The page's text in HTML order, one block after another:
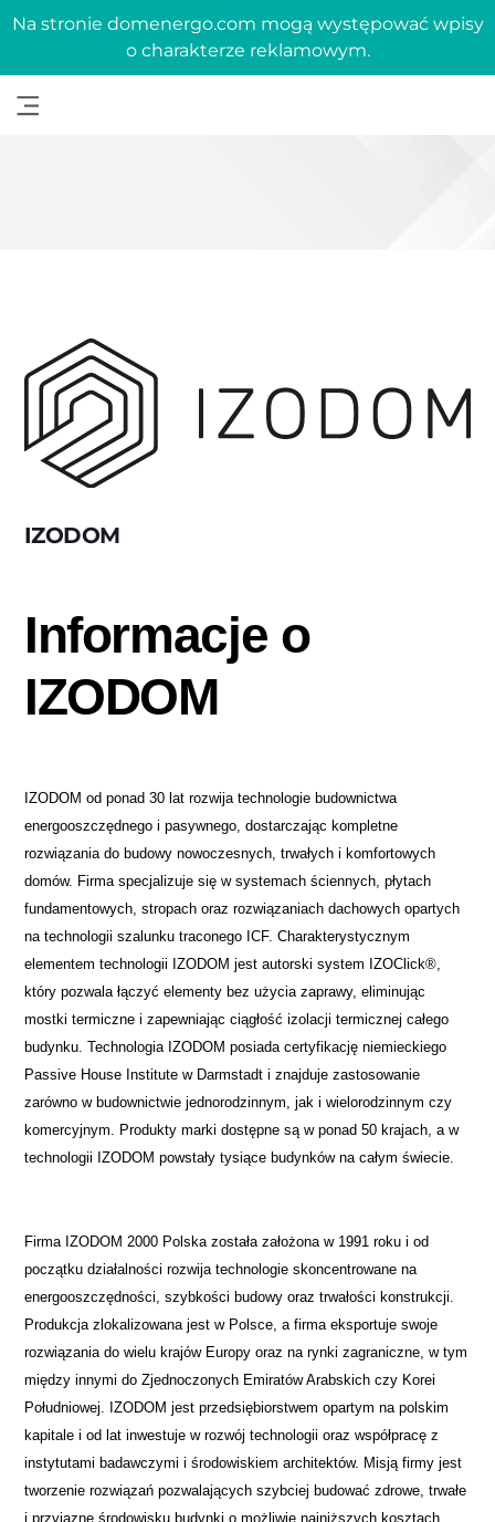
Na stronie domenergo.com mogą występować wpisy
o charakterze reklamowym.
IZODOM
Informacje o
IZODOM
IZODOM od ponad 30 lat rozwija technologie budownictwa
energooszczędnego i pasywnego, dostarczając kompletne
rozwiązania do budowy nowoczesnych, trwałych i komfortowych
domów. Firma specjalizuje się w systemach ściennych, płytach
fundamentowych, stropach oraz rozwiązaniach dachowych opartych
na technologii szalunku traconego ICF. Charakterystycznym
elementem technologii IZODOM jest autorski system IZOClick®,
który pozwala łączyć elementy bez użycia zaprawy, eliminując
mostki termiczne i zapewniając ciągłość izolacji termicznej całego
budynku. Technologia IZODOM posiada certyfikację niemieckiego
Passive House Institute w Darmstadt i znajduje zastosowanie
zarówno w budownictwie jednorodzinnym, jak i wielorodzinnym czy
komercyjnym. Produkty marki dostępne są w ponad 50 krajach, a w
technologii IZODOM powstały tysiące budynków na całym świecie.
Firma IZODOM 2000 Polska została założona w 1991 roku i od
początku działalności rozwija technologie skoncentrowane na
energooszczędności, szybkości budowy oraz trwałości konstrukcji.
Produkcja zlokalizowana jest w Polsce, a firma eksportuje swoje
rozwiązania do wielu krajów Europy oraz na rynki zagraniczne, w tym
między innymi do Zjednoczonych Emiratów Arabskich czy Korei
Południowej. IZODOM jest przedsiębiorstwem opartym na polskim
kapitale i od lat inwestuje w rozwój technologii oraz współpracę z
instytutami badawczymi i środowiskiem architektów. Misją firmy jest
tworzenie rozwiązań pozwalających szybciej budować zdrowe, trwałe
i przyjazne środowisku budynki o możliwie najniższych kosztach